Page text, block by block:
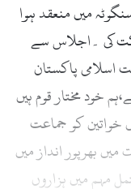
میں منعقد ہوا
کی ۔اجلاس سے
اسلامی پاکستان
خود مختار قوم ہیں
خواتین کو جماعت
بھرپور انداز میں
مہم میں ہزاروں